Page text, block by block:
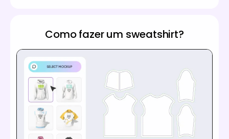
Como fazer um sweatshirt?